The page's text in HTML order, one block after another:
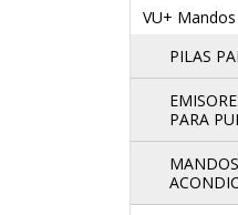
VU+
PILAS
PARA